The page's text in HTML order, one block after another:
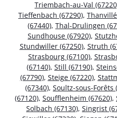
Triembach-au-Val
Tieffenbach (67290),
(67440), Thal-Drulingen
Sundhouse (67920),
Stundwiller (67250), Struth
Strasbourg (67100),
(67140), Still (67190),
(67790), Steige (67220),
(67340), Soultz-sous-Forêts
(67120), Soufflenheim (67620),
Solbach (67130), Singrist